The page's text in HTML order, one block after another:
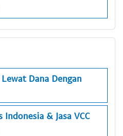
Dana Dengan
Indonesia & Jasa VCC